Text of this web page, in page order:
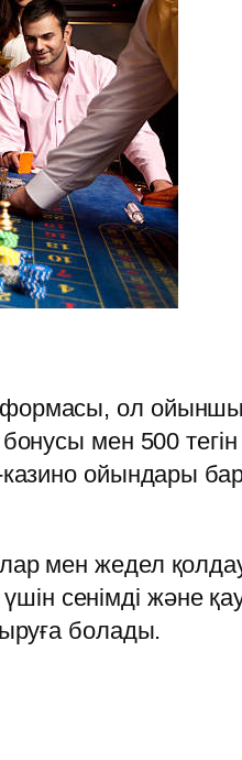
ол
бонусы мен 500
ойындары
мен жедел
сенімді және
болады.